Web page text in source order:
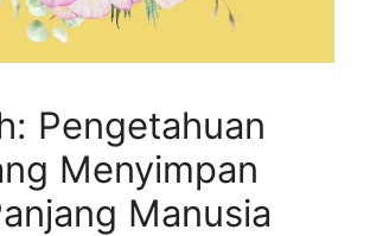
Pengetahuan
Menyimpan
Manusia